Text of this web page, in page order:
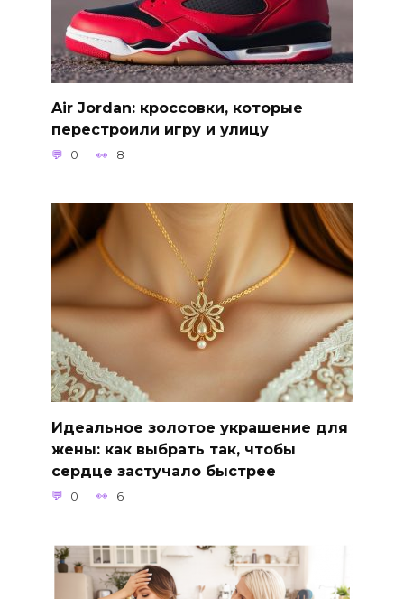
Air Jordan: кроссовки, которые
перестроили игру и улицу
0 8
Идеальное золотое украшение для
жены: как выбрать так, чтобы
сердце застучало быстрее
0 6